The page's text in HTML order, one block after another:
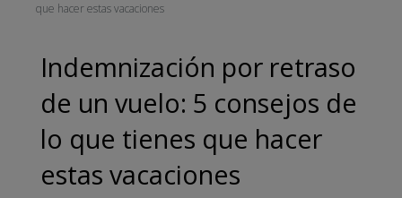
que hacer estas vacaciones
Indemnización por retraso
de un vuelo: 5 consejos de
lo que tienes que hacer
estas vacaciones